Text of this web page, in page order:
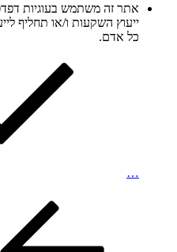
אתר זה משתמש בעוגיות
ייעוץ השקעות ו/או תחליף
כל אדם.
…